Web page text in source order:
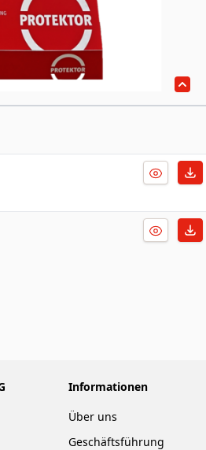
Informationen
Über uns
Geschäftsführung